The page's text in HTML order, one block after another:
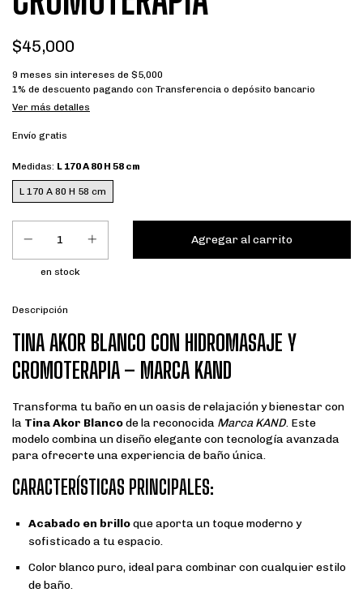
$45,000
9 meses sin intereses de $5,000
1% de descuento pagando con Transferencia o depósito bancario
Ver más detalles
Envío gratis
Medidas: L 170 A 80 H 58 cm
L 170 A 80 H 58 cm
en stock
Descripción
TINA AKOR BLANCO CON HIDROMASAJE Y
CROMOTERAPIA – MARCA KAND
Transforma tu baño en un oasis de relajación y bienestar con
la Tina Akor Blancode la reconocida Marca KAND. Este
modelo combina un diseño elegante con tecnología avanzada
para ofrecerte una experiencia de baño única.
CARACTERÍSTICAS PRINCIPALES:
Acabado en brilloque aporta un toque moderno y
sofisticado a tu espacio.
Color blanco puro, ideal para combinar con cualquier estilo
de baño.